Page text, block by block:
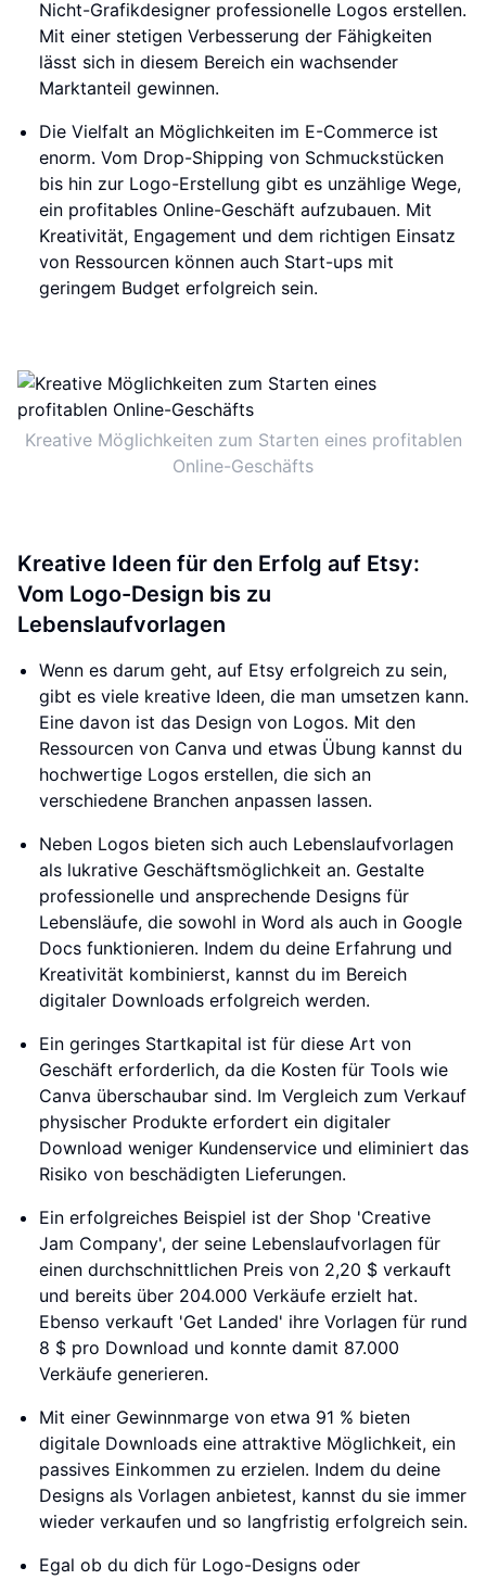
Nicht-Grafikdesigner professionelle Logos erstellen.
Mit einer stetigen Verbesserung der Fähigkeiten
lässt sich in diesem Bereich ein wachsender
Marktanteil gewinnen.
Die Vielfalt an Möglichkeiten im E-Commerce ist
enorm. Vom Drop-Shipping von Schmuckstücken
bis hin zur Logo-Erstellung gibt es unzählige Wege,
ein profitables Online-Geschäft aufzubauen. Mit
Kreativität, Engagement und dem richtigen Einsatz
von Ressourcen können auch Start-ups mit
geringem Budget erfolgreich sein.
Kreative Möglichkeiten zum Starten eines profitablen
Online-Geschäfts
Kreative Ideen für den Erfolg auf Etsy:
Vom Logo-Design bis zu
Lebenslaufvorlagen
Wenn es darum geht, auf Etsy erfolgreich zu sein,
gibt es viele kreative Ideen, die man umsetzen kann.
Eine davon ist das Design von Logos. Mit den
Ressourcen von Canva und etwas Übung kannst du
hochwertige Logos erstellen, die sich an
verschiedene Branchen anpassen lassen.
Neben Logos bieten sich auch Lebenslaufvorlagen
als lukrative Geschäftsmöglichkeit an. Gestalte
professionelle und ansprechende Designs für
Lebensläufe, die sowohl in Word als auch in Google
Docs funktionieren. Indem du deine Erfahrung und
Kreativität kombinierst, kannst du im Bereich
digitaler Downloads erfolgreich werden.
Ein geringes Startkapital ist für diese Art von
Geschäft erforderlich, da die Kosten für Tools wie
Canva überschaubar sind. Im Vergleich zum Verkauf
physischer Produkte erfordert ein digitaler
Download weniger Kundenservice und eliminiert das
Risiko von beschädigten Lieferungen.
Ein erfolgreiches Beispiel ist der Shop 'Creative
Jam Company', der seine Lebenslaufvorlagen für
einen durchschnittlichen Preis von 2,20 $ verkauft
und bereits über 204.000 Verkäufe erzielt hat.
Ebenso verkauft 'Get Landed' ihre Vorlagen für rund
8 $ pro Download und konnte damit 87.000
Verkäufe generieren.
Mit einer Gewinnmarge von etwa 91 % bieten
digitale Downloads eine attraktive Möglichkeit, ein
passives Einkommen zu erzielen. Indem du deine
Designs als Vorlagen anbietest, kannst du sie immer
wieder verkaufen und so langfristig erfolgreich sein.
Egal ob du dich für Logo-Designs oder